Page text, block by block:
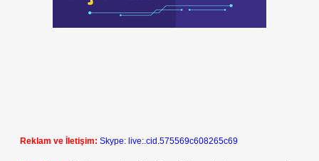
Reklam ve İletişim: Skype: live:.cid.575569c608265c69